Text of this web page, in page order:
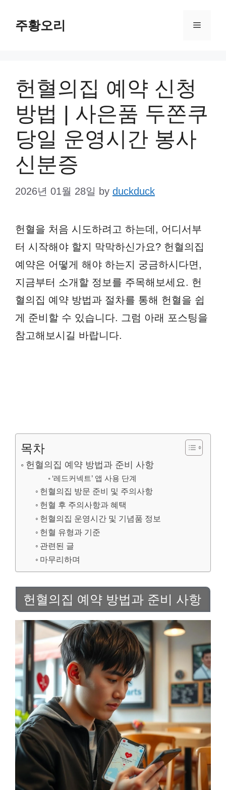
주황오리 Menu
헌혈의집 예약 신청
방법 | 사은품 두쫀쿠
당일 운영시간 봉사
신분증
2026년 01월 28일 by duckduck
헌혈을 처음 시도하려고 하는데, 어디서부
터 시작해야 할지 막막하신가요? 헌혈의집
예약은 어떻게 해야 하는지 궁금하시다면,
지금부터 소개할 정보를 주목해보세요. 헌
혈의집 예약 방법과 절차를 통해 헌혈을 쉽
게 준비할 수 있습니다. 그럼 아래 포스팅을
참고해보시길 바랍니다.
목차
헌혈의집 예약 방법과 준비 사항
‘레드커넥트’ 앱 사용 단계
헌혈의집 방문 준비 및 주의사항
헌혈 후 주의사항과 혜택
헌혈의집 운영시간 및 기념품 정보
헌혈 유형과 기준
관련된 글
마무리하며
헌혈의집 예약 방법과 준비 사항